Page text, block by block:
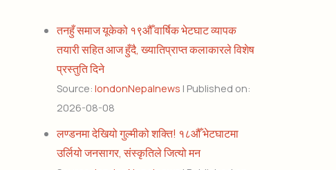
तनहुँ समाज यूकेको १९औँ वार्षिक भेटघाट व्यापक
तयारी सहित आज हुँदै, ख्यातिप्राप्त कलाकारले विशेष
प्रस्तुति दिने
Source: londonNepalnews Published on:
2026-08-08
लण्डनमा देखियो गुल्मीको शक्ति! १८औँ भेटघाटमा
उर्लियो जनसागर, संस्कृतिले जित्यो मन